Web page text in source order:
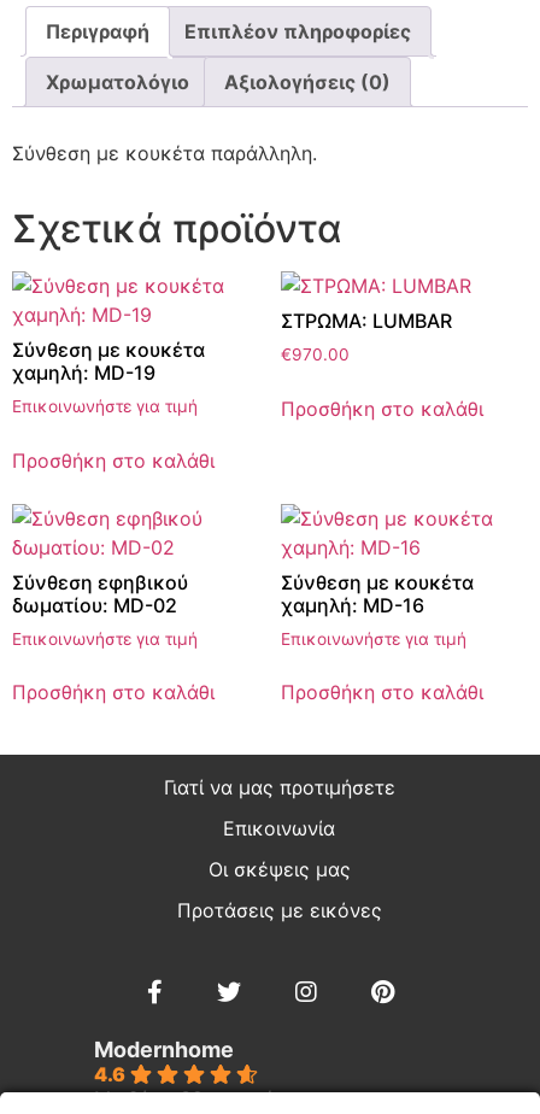
Περιγραφή Επιπλέον πληροφορίες
Χρωματολόγιο Αξιολογήσεις (0)
Σύνθεση με κουκέτα παράλληλη.
Σχετικά προϊόντα
Σύνθεση με κουκέτα
χαμηλή: MD-19
Επικοινωνήστε για τιμή
Προσθήκη στο καλάθι
ΣΤΡΩΜΑ: LUMBAR
€970.00
Προσθήκη στο καλάθι
Σύνθεση εφηβικού
δωματίου: MD-02
Επικοινωνήστε για τιμή
Προσθήκη στο καλάθι
Σύνθεση με κουκέτα
χαμηλή: MD-16
Επικοινωνήστε για τιμή
Προσθήκη στο καλάθι
Γιατί να μας προτιμήσετε
Επικοινωνία
Οι σκέψεις μας
Προτάσεις με εικόνες
Modernhome
4.6
Με βάση 39 κριτικές